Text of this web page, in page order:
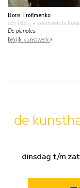
Boris Trofimenko
schilderij • voorheen te koop
De pianoles
bekijk kunstwerk
de
dinsdag t/m